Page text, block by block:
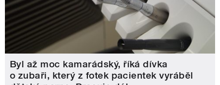
Byl až moc kamarádský, říká dívka
o zubaři, který z fotek pacientek vyráběl